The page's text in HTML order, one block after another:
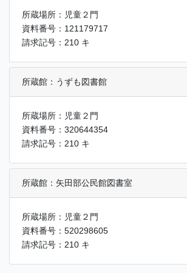
所蔵場所：児童２門
資料番号：121179717
請求記号：210 キ
所蔵館：うずも図書館
所蔵場所：児童２門
資料番号：320644354
請求記号：210 キ
所蔵館：矢田部公民館図書室
所蔵場所：児童２門
資料番号：520298605
請求記号：210 キ